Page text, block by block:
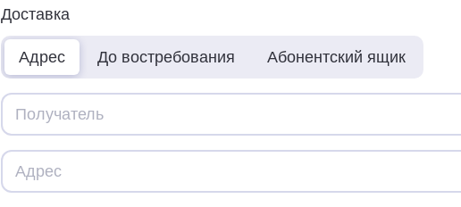
Доставка
Адрес До востребования Абонентский ящик